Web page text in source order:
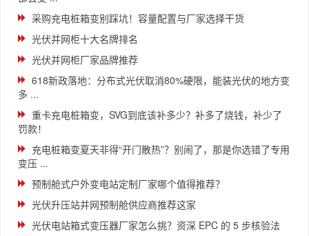
采购充电桩箱变别踩坑！容量配置与厂家选择干货
光伏并网柜十大名牌排名
光伏并网柜厂家品牌推荐
618新政落地：分布式光伏取消80%硬限，能装光伏的地方变
多 ...
重卡充电桩箱变，SVG到底该补多少？补多了烧钱，补少了
罚款！
充电桩箱变夏天非得“开门散热”？别闹了，那是你选错了专用
变压 ...
预制舱式户外变电站定制厂家哪个值得推荐？
光伏升压站并网预制舱供应商推荐这家
光伏电站箱式变压器厂家怎么挑？资深 EPC 的 5 步核验法